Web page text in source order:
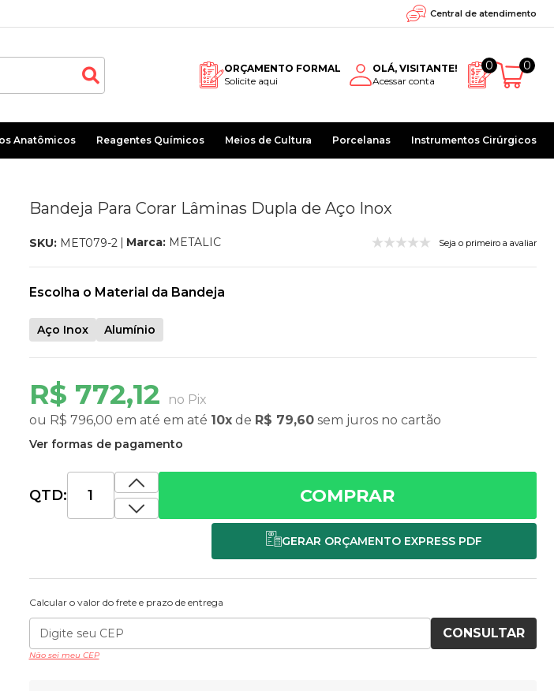
Central de atendimento
ORÇAMENTO FORMAL
Solicite aqui
OLÁ, VISITANTE!
Acessar conta
0 0
Anatômicos Reagentes Químicos Meios de Cultura Porcelanas Instrumentos Cirúrgicos
Bandeja Para Corar Lâminas Dupla de Aço Inox
Seja o primeiro a avaliar
SKU:MET079-2 Marca: METALIC
R$ 772,12
no Pix
ou R$ 796,00 em até em até 10xde R$ 79,60 sem jurosno cartão
Ver formas de pagamento
Escolha o Material da Bandeja
Aço Inox Alumínio
QTD: COMPRAR
Calcular o valor do frete e prazo de entrega
CONSULTAR
Não sei meu CEP